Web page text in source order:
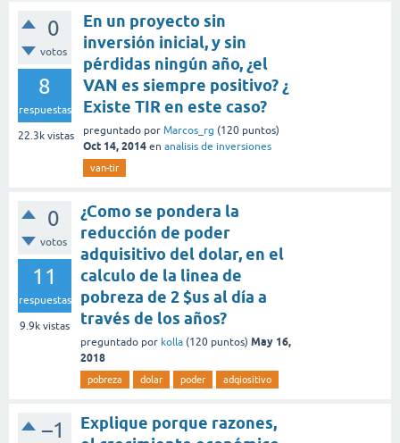
0
votos
8
respuestas
22.3k vistas
En un proyecto sin
inversión inicial, y sin
pérdidas ningún año, ¿el
VAN es siempre positivo? ¿
Existe TIR en este caso?
preguntado por Marcos_rg (120 puntos)
Oct 14, 2014 en analisis de inversiones
van-tir
0
votos
11
respuestas
9.9k vistas
¿Como se pondera la
reducción de poder
adquisitivo del dolar, en el
calculo de la linea de
pobreza de 2 $us al día a
través de los años?
preguntado por kolla (120 puntos) May 16,
2018
pobreza dolar poder adqiositivo
–1
Explique porque razones,